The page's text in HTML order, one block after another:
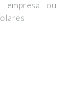
empresa ou